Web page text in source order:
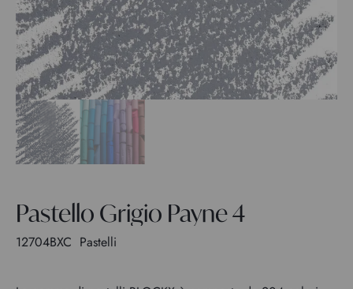
Pastello Grigio Payne 4
12704BXC Pastelli